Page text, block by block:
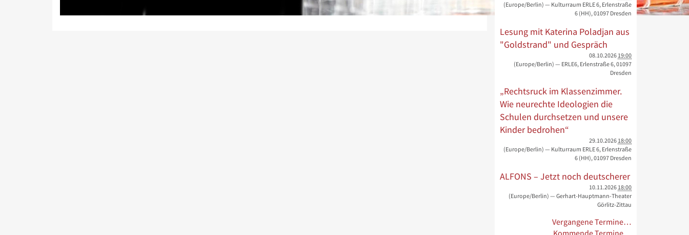
(Europe/Berlin) — Kulturraum ERLE 6, Erlenstraße
6 (HH), 01097 Dresden
Lesung mit Katerina Poladjan aus
"Goldstrand" und Gespräch
08.10.2026 19:00
(Europe/Berlin) — ERLE6, Erlenstraße 6, 01097
Dresden
„Rechtsruck im Klassenzimmer.
Wie neurechte Ideologien die
Schulen durchsetzen und unsere
Kinder bedrohen“
29.10.2026 18:00
(Europe/Berlin) — Kulturraum ERLE 6, Erlenstraße
6 (HH), 01097 Dresden
ALFONS – Jetzt noch deutscherer
10.11.2026 18:00
(Europe/Berlin) — Gerhart-Hauptmann-Theater
Görlitz-Zittau
Vergangene Termine…